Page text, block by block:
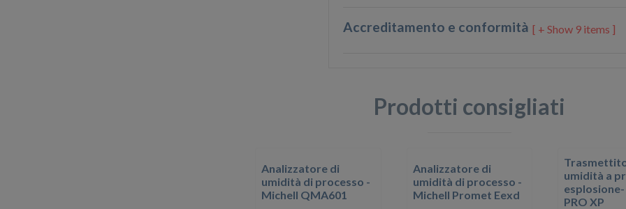
Accreditamento e conformità 9 items ]
Prodotti consigliati
Analizzatore di
umidità di processo -
Michell QMA601
Analizzatore di
umidità di processo -
Michell Promet Eexd
umidità a
PRO XP